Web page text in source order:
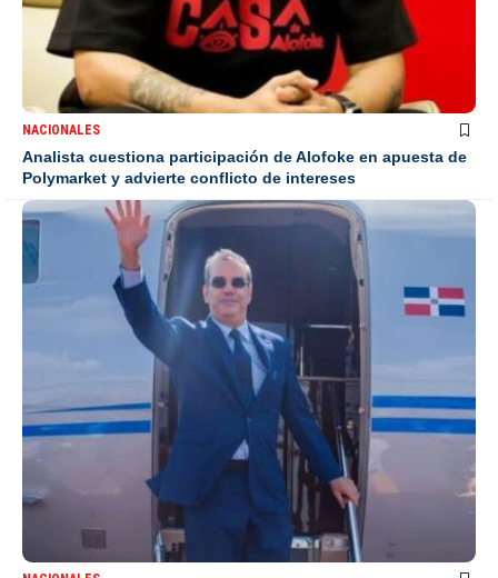
NACIONALES
Analista cuestiona participación de Alofoke en apuesta de
Polymarket y advierte conflicto de intereses